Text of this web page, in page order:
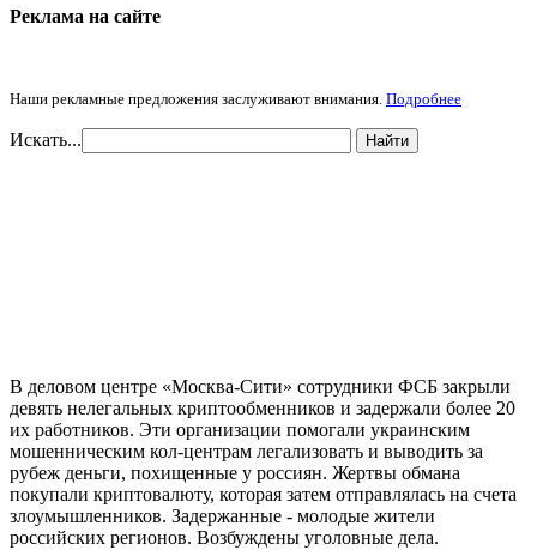
Реклама на cайте
Наши рекламные предложения заслуживают внимания. Подробнее
Искать... Найти
В деловом центре «Москва-Сити» сотрудники ФСБ закрыли
девять нелегальных криптообменников и задержали более 20
их работников. Эти организации помогали украинским
мошенническим кол-центрам легализовать и выводить за
рубеж деньги, похищенные у россиян. Жертвы обмана
покупали криптовалюту, которая затем отправлялась на счета
злоумышленников. Задержанные - молодые жители
российских регионов. Возбуждены уголовные дела.